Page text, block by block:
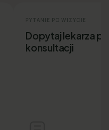
PYTANIE PO WIZYCIE
Dopytaj lekarza po
konsultacji